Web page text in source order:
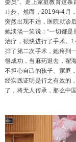
委员”。走上家庭教育这
止步。然而，2019年4月
突然出现不适，医院就诊
她淡淡一笑说：“一切都
治疗，很快进行了手术。
排了第二次手术，她疼到
很成功，当麻药退去，翟
不担心自己的孩子、家庭
经实践证明是行之有效的
了，将无人传承，那么中